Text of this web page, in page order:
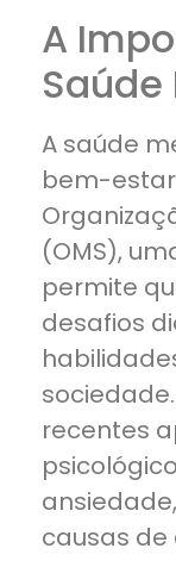
A
Saúde
A saúde
bem-
(OMS),
permite
desafios
recentes
causas